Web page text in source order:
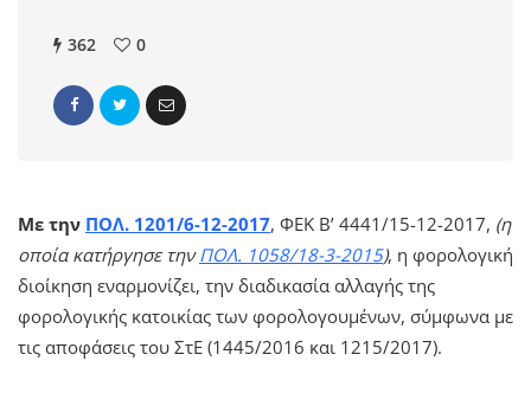
362 0
Με την ΠΟΛ. 1201/6-12-2017, ΦΕΚ Β’ 4441/15-12-2017, (η
οποία κατήργησε τηνΠΟΛ. 1058/18-3-2015), η φορολογική
διοίκηση εναρμονίζει, την διαδικασία αλλαγής της
φορολογικής κατοικίας των φορολογουμένων, σύμφωνα με
τις αποφάσεις του ΣτΕ (1445/2016 και 1215/2017).